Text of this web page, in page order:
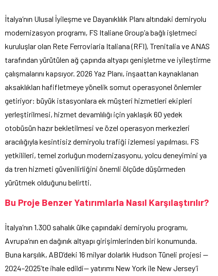
İtalya’nın Ulusal İyileşme ve Dayanıklılık Planı altındaki demiryolu
modernizasyon programı, FS Italiane Group’a bağlı işletmeci
kuruluşlar olan Rete Ferroviaria Italiana (RFI), Trenitalia ve ANAS
tarafından yürütülen ağ çapında altyapı genişletme ve iyileştirme
çalışmalarını kapsıyor. 2026 Yaz Planı, inşaattan kaynaklanan
aksaklıkları hafifletmeye yönelik somut operasyonel önlemler
getiriyor: büyük istasyonlara ek müşteri hizmetleri ekipleri
yerleştirilmesi, hizmet devamlılığı için yaklaşık 60 yedek
otobüsün hazır bekletilmesi ve özel operasyon merkezleri
aracılığıyla kesintisiz demiryolu trafiği izlemesi yapılması. FS
yetkilileri, temel zorluğun modernizasyonu, yolcu deneyimini ya
da tren hizmeti güvenilirliğini önemli ölçüde düşürmeden
yürütmek olduğunu belirtti.
Bu Proje Benzer Yatırımlarla Nasıl Karşılaştırılır?
İtalya’nın 1.300 sahalık ülke çapındaki demiryolu programı,
Avrupa’nın en dağınık altyapı girişimlerinden biri konumunda.
Buna karşılık, ABD’deki 16 milyar dolarlık Hudson Tüneli projesi —
2024–2025’te ihale edildi— yatırımı New York ile New Jersey’i